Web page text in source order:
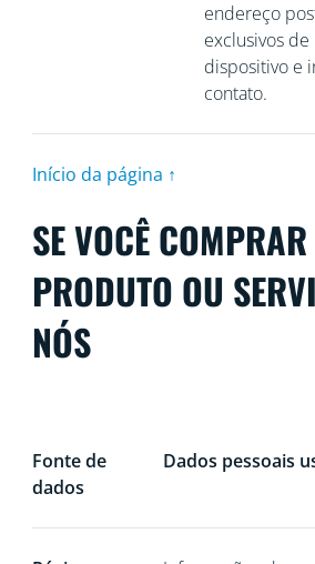
endereço
exclusivos de
dispositivo e
contato.
Início da página ↑
SE VOCÊ
PRODUTO OU
NÓS
Fonte de
dados
Dados pessoais